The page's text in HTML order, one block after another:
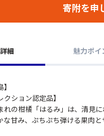
寄附を申
細 魅力ポイ
クション認定品】
れの柑橘「はるみ」は、清見に
な甘み、ぷちぷち弾ける果肉